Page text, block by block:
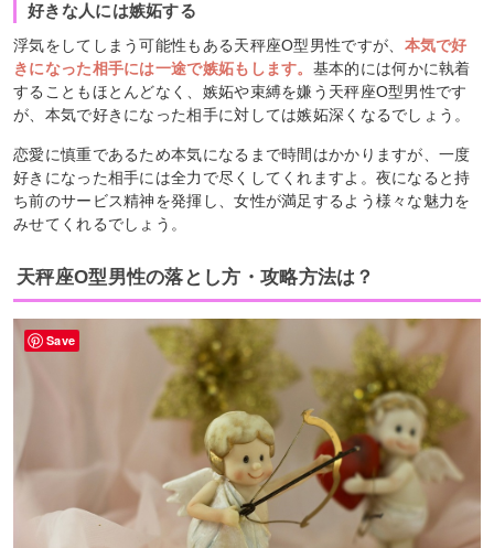
好きな人には嫉妬する
浮気をしてしまう可能性もある天秤座O型男性ですが、 本気で好
きになった相手には一途で嫉妬もします。 基本的には何かに執着
することもほとんどなく、嫉妬や束縛を嫌う天秤座O型男性です
が、本気で好きになった相手に対しては嫉妬深くなるでしょう。
恋愛に慎重であるため本気になるまで時間はかかりますが、一度
好きになった相手には全力で尽くしてくれますよ。夜になると持
ち前のサービス精神を発揮し、女性が満足するよう様々な魅力を
みせてくれるでしょう。
天秤座O型男性の落とし方・攻略方法は？
Save